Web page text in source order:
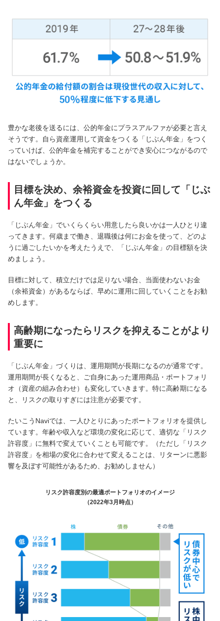
たいこうでんさいサービス
Taiko Big Advance
サービスのご案内
豊かな老後を送るには、公的年金にプラスアルファが必要と言え
そうです。自ら資産運用して資金をつくる「じぶん年金」をつく
っていけば、公的年金を補完することができ安心につながるので
はないでしょうか。
目標を決め、余裕資金を投資に回して「じぶ
ん年金」をつくる
「じぶん年金」でいくらくらい用意したら良いかは一人ひとり違
ってきます。何歳まで働き、退職後は何にお金を使って、どのよ
うに過ごしたいかを考えたうえで、「じぶん年金」の目標額を決
めましょう。
目標に対して、積立だけでは足りない場合、当面使わないお金
（余裕資金）があるならば、早めに運用に回していくことをお勧
めします。
高齢期になったらリスクを抑えることがより
重要に
「じぶん年金」づくりは、運用期間が長期になるのが通常です。
運用期間が長くなると、ご自身にあった運用商品・ポートフォリ
オ（資産の組み合わせ）も変化していきます。特に高齢期になる
と、リスクの取りすぎには注意が必要です。
たいこうNaviでは、一人ひとりにあったポートフォリオを提供し
ています。年齢や収入など環境の変化に応じて、適切な「リスク
許容度」に無料で変えていくことも可能です。（ただし「リスク
許容度」を相場の変化に合わせて変えることは、リターンに悪影
響を及ぼす可能性があるため、お勧めしません）
リスク許容度別の最適ポートフォリオのイメージ
（2022年3月時点）